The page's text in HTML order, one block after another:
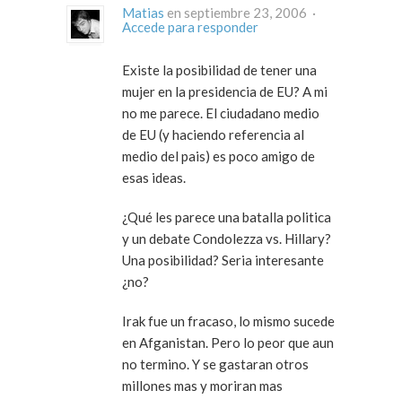
Matias
en septiembre 23, 2006 ·
Accede para responder
Existe la posibilidad de tener una
mujer en la presidencia de EU? A mi
no me parece. El ciudadano medio
de EU (y haciendo referencia al
medio del pais) es poco amigo de
esas ideas.
¿Qué les parece una batalla politica
y un debate Condolezza vs. Hillary?
Una posibilidad? Seria interesante
¿no?
Irak fue un fracaso, lo mismo sucede
en Afganistan. Pero lo peor que aun
no termino. Y se gastaran otros
millones mas y moriran mas